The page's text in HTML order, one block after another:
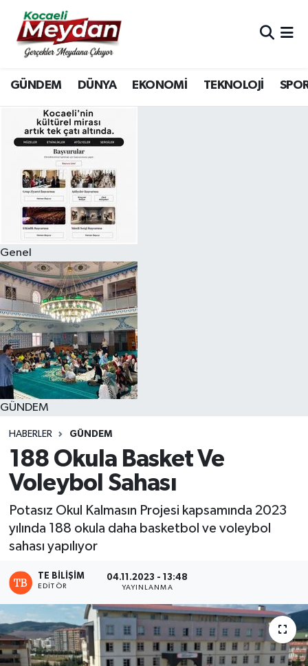
GÜNDEM DÜNYA EKONOMİ TEKNOLOJİ
Genel
GÜNDEM
HABERLER GÜNDEM
188 Okula Basket Ve
Voleybol Sahası
Potasız Okul Kalmasın Projesi kapsamında 2023
yılında 188 okula daha basketbol ve voleybol
sahası yapılıyor
TE BILIŞIM
EDITÖR
04.11.2023 - 13:48
YAYINLANMA
Nöbetçi Eczaneler
Hava Durumu
Trafik Durumu
Süper Lig Puan Durumu ve Fikstür
Tüm Manşetler
Son Dakika Haberleri
Haber Arşivi